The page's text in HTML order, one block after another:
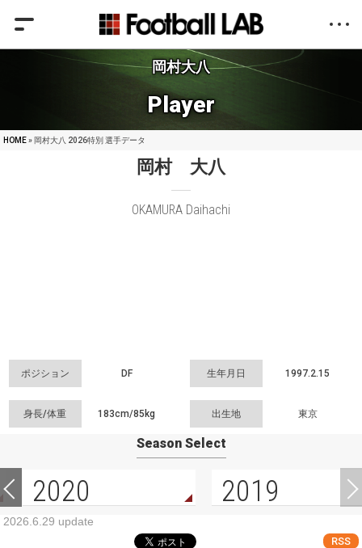
岡村大八
Player
HOME» 岡村大八 2026特別 選手データ
岡村 大八
OKAMURA Daihachi
ポジション DF 生年月日 1997.2.15
身長/体重 183cm/85kg 出生地 東京
Season Select
2020 2019
2026.6.29 update
RSS